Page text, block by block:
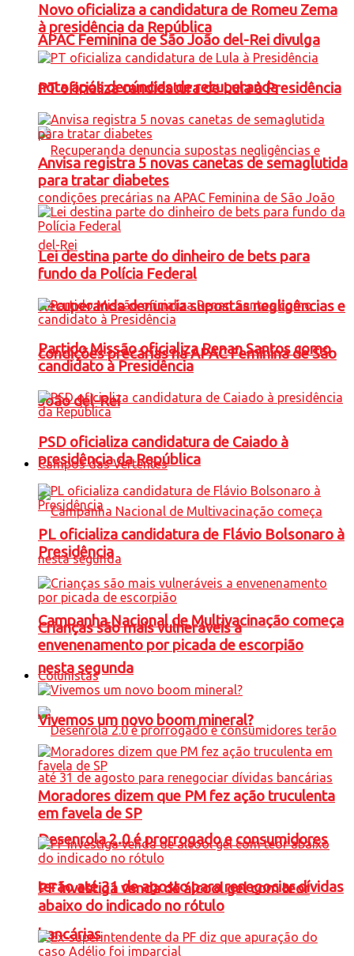
APAC Feminina de São João del-Rei divulga
nota após denúncias de recuperanda
Recuperanda denuncia supostas negligências e
condições precárias na APAC Feminina de São
João del-Rei
Campos das Vertentes
Campanha Nacional de Multivacinação começa
nesta segunda
Desenrola 2.0 é prorrogado e consumidores
terão até 31 de agosto para renegociar dívidas
bancárias
Novo oficializa a candidatura de Romeu Zema
à presidência da República
PT oficializa candidatura de Lula à Presidência
Anvisa registra 5 novas canetas de semaglutida
para tratar diabetes
Lei destina parte do dinheiro de bets para
fundo da Polícia Federal
Partido Missão oficializa Renan Santos como
candidato à Presidência
PSD oficializa candidatura de Caiado à
presidência da República
PL oficializa candidatura de Flávio Bolsonaro à
Presidência
Crianças são mais vulneráveis a
envenenamento por picada de escorpião
Colunistas
Vivemos um novo boom mineral?
Moradores dizem que PM fez ação truculenta
em favela de SP
PF investiga venda de álcool gel com teor
abaixo do indicado no rótulo